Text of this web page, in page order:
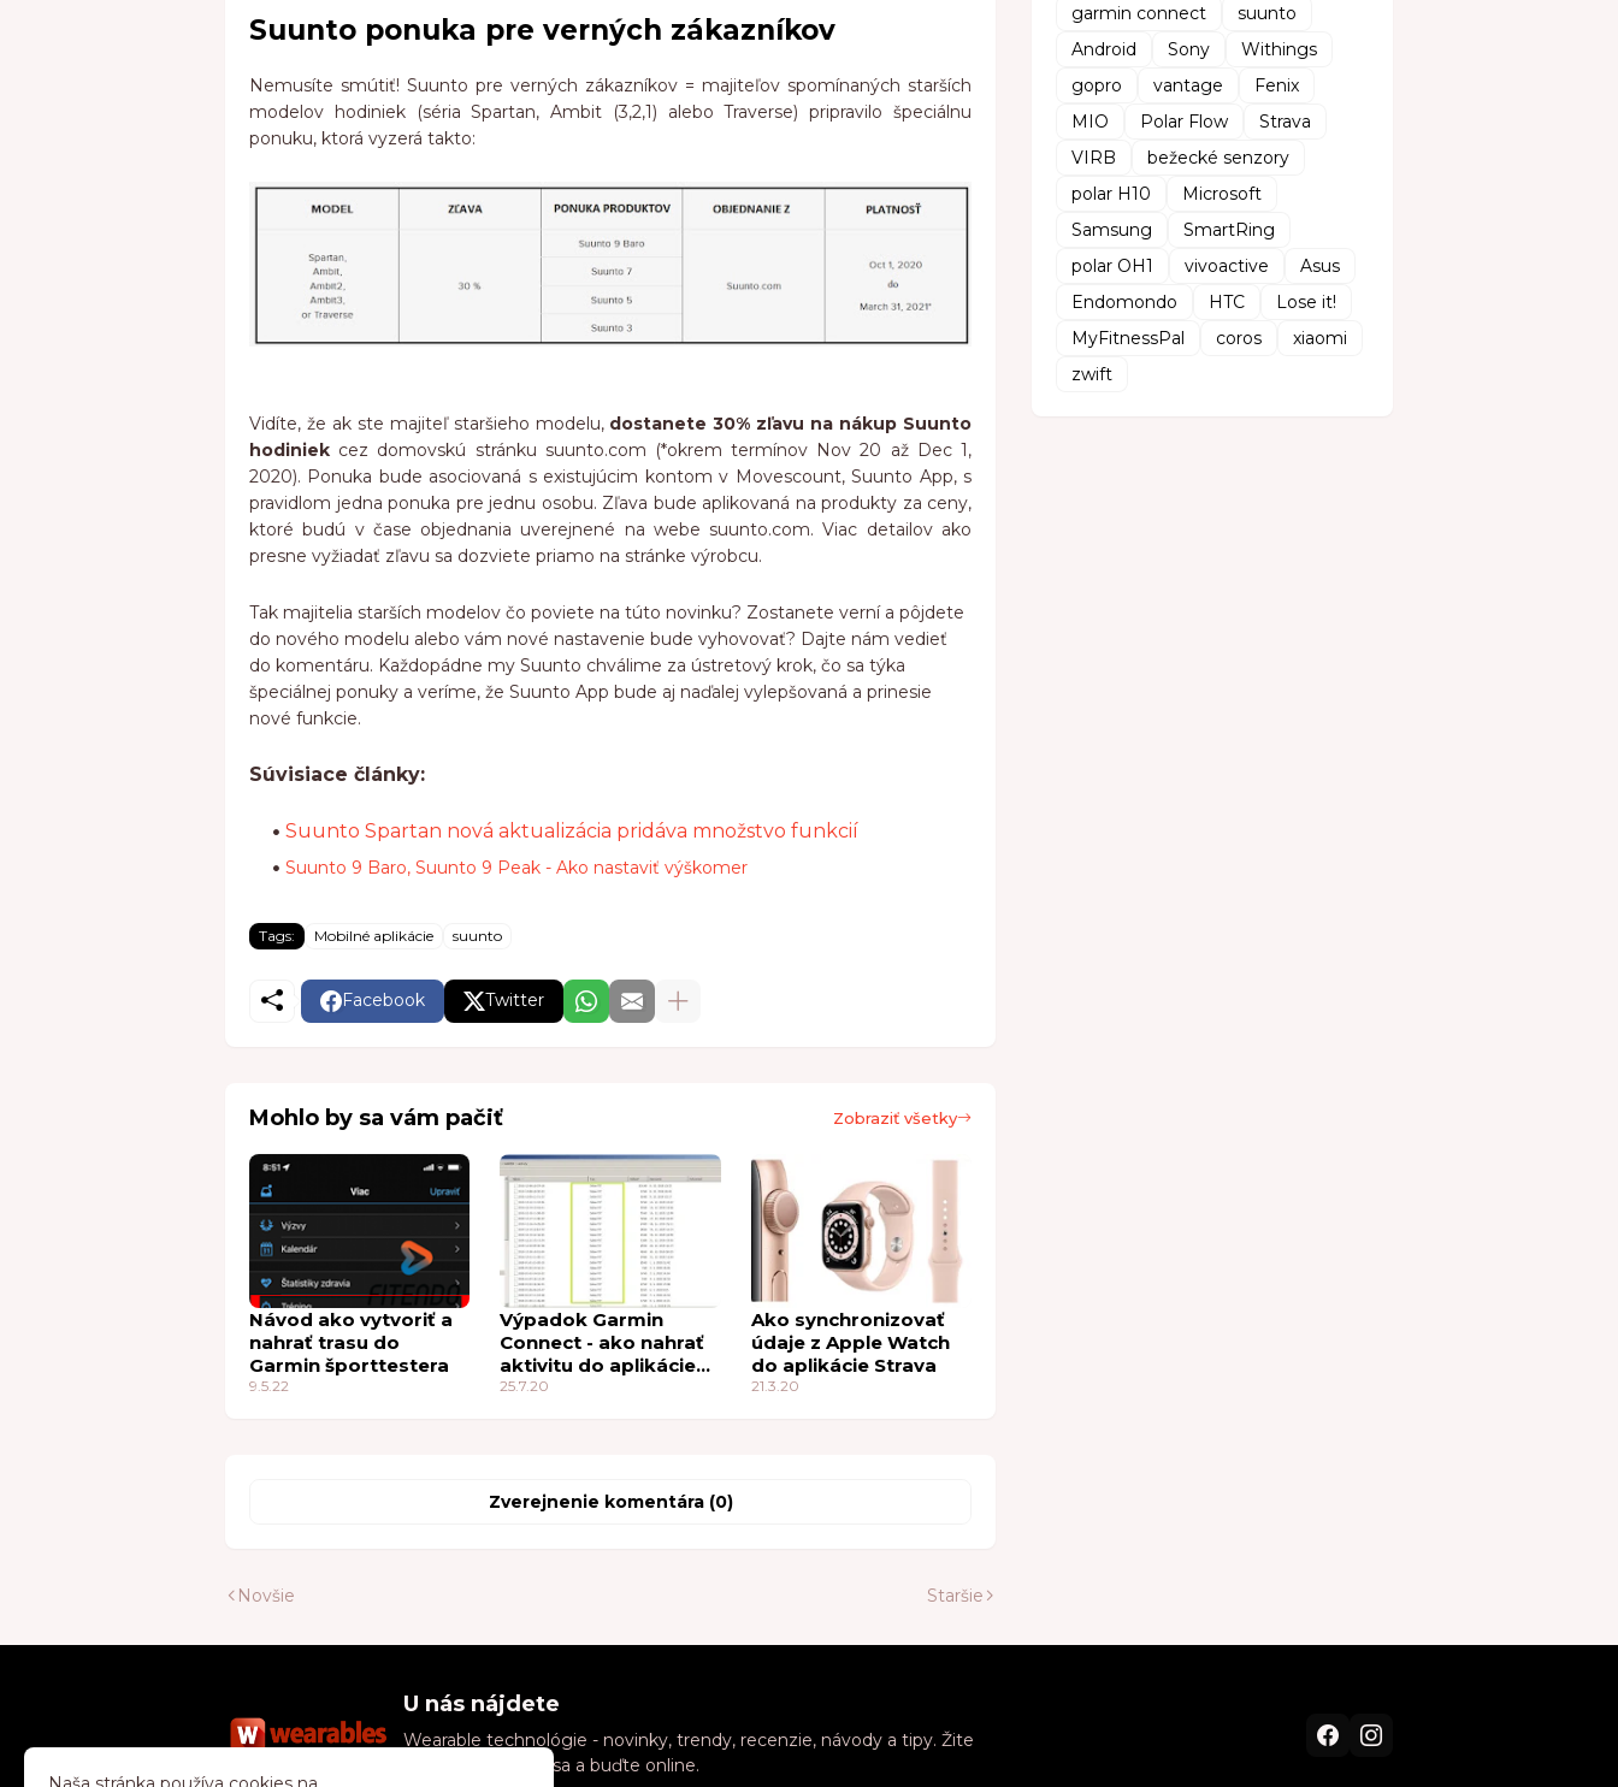
Suunto ponuka pre verných zákazníkov
Nemusíte smútiť! Suunto pre verných zákazníkov = majiteľov spomínaných starších
modelov hodiniek (séria Spartan, Ambit (3,2,1) alebo Traverse) pripravilo špeciálnu
ponuku, ktorá vyzerá takto:
Vidíte, že ak ste majiteľ staršieho modelu,dostanete 30% zľavu na nákup Suunto
hodiniek cez domovskú stránku suunto.com (*okrem termínov Nov 20 až Dec 1,
2020). Ponuka bude asociovaná s existujúcim kontom v Movescount, Suunto App, s
pravidlom jedna ponuka pre jednu osobu. Zľava bude aplikovaná na produkty za ceny,
ktoré budú v čase objednania uverejnené na webe suunto.com. Viac detailov ako
presne vyžiadať zľavu sa dozviete priamo na stránke výrobcu.
Tak majitelia starších modelov čo poviete na túto novinku? Zostanete verní a pôjdete
do nového modelu alebo vám nové nastavenie bude vyhovovať? Dajte nám vedieť
do komentáru. Každopádne my Suunto chválime za ústretový krok, čo sa týka
špeciálnej ponuky a veríme, že Suunto App bude aj naďalej vylepšovaná a prinesie
nové funkcie.
Súvisiace články:
Suunto Spartan nová aktualizácia pridáva množstvo funkcií
Suunto 9 Baro, Suunto 9 Peak - Ako nastaviť výškomer
Tags: Mobilné aplikácie suunto
Facebook Twitter
Mohlo by sa vám pačiť Zobraziť všetky
Návod ako vytvoriť a
nahrať trasu do
Garmin športtestera
9.5.22
Výpadok Garmin
Connect - ako nahrať
aktivitu do aplikácie
Strava
25.7.20
Ako synchronizovať
údaje z Apple Watch
do aplikácie Strava
21.3.20
Zverejnenie komentára (0)
Novšie Staršie
garmin connect
suunto
Android
Sony
Withings
gopro
vantage
Fenix
MIO
Polar Flow
Strava
VIRB
bežecké senzory
polar H10
Microsoft
Samsung
SmartRing
polar OH1
vivoactive
Asus
Endomondo
HTC
Lose it!
MyFitnessPal
coros
xiaomi
zwift
U nás nájdete
Wearable technológie - novinky, trendy, recenzie, návody a tipy. Žite
zdravo, zabávajte sa a buďte online.